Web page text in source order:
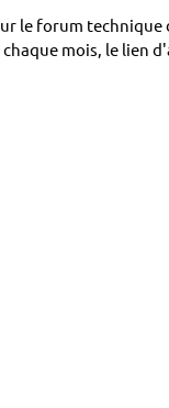
le forum technique
mois, le lien